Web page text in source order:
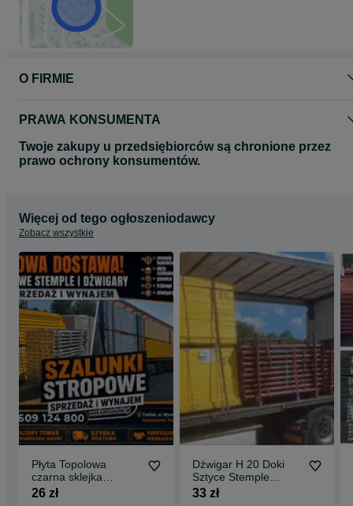
O FIRMIE
PRAWA KONSUMENTA
Twoje zakupy u przedsiębiorców są chronione przez
prawo ochrony konsumentów.
Więcej od tego ogłoszeniodawcy
Zobacz wszystkie
Płyta Topolowa
czarna sklejka
szalunkowa stemple
26 zł
Dźwigar H 20 Doki
Sztyce Stemple
Budowlane Podpory
33 zł